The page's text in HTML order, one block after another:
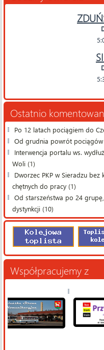
Ostatnio
Po 12 latach pociągiem do
Od grudnia powrót pociągów
Interwencja portalu ws.
Woli (1)
Dworzec PKP w Sieradzu
chętnych do pracy (1)
Od starszeństwa po 24
dystynkcji (10)
Współpracujemy z